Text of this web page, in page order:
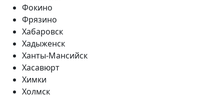
Фокино
Фрязино
Хабаровск
Хадыженск
Ханты-Мансийск
Хасавюрт
Химки
Холмск